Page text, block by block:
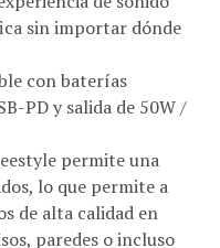
sin importar dónde
con baterías
PD y salida de 50W /
permite una
lo que permite a
de alta calidad en
paredes o incluso